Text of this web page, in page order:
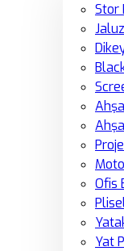
Stor
Ofis
Yat